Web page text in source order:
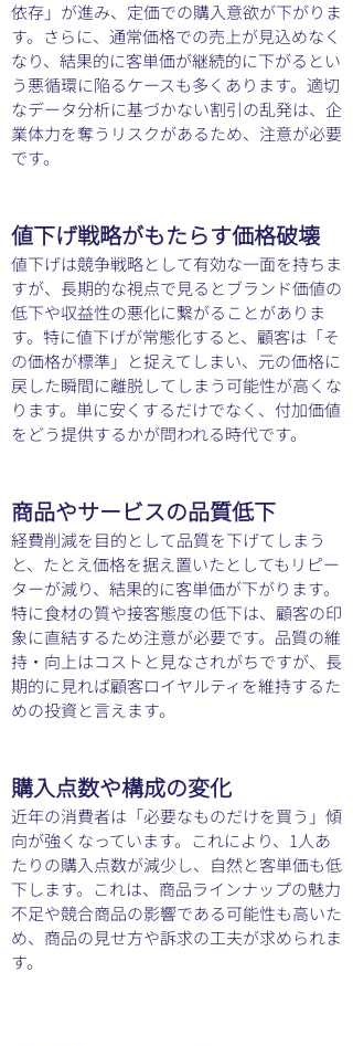
依存」が進み、定価での購入意欲が下がりま
す。さらに、通常価格での売上が見込めなく
なり、結果的に客単価が継続的に下がるとい
う悪循環に陥るケースも多くあります。適切
なデータ分析に基づかない割引の乱発は、企
業体力を奪うリスクがあるため、注意が必要
です。
値下げ戦略がもたらす価格破壊
値下げは競争戦略として有効な一面を持ちま
すが、長期的な視点で見るとブランド価値の
低下や収益性の悪化に繋がることがありま
す。特に値下げが常態化すると、顧客は「そ
の価格が標準」と捉えてしまい、元の価格に
戻した瞬間に離脱してしまう可能性が高くな
ります。単に安くするだけでなく、付加価値
をどう提供するかが問われる時代です。
商品やサービスの品質低下
経費削減を目的として品質を下げてしまう
と、たとえ価格を据え置いたとしてもリピー
ターが減り、結果的に客単価が下がります。
特に食材の質や接客態度の低下は、顧客の印
象に直結するため注意が必要です。品質の維
持・向上はコストと見なされがちですが、長
期的に見れば顧客ロイヤルティを維持するた
めの投資と言えます。
購入点数や構成の変化
近年の消費者は「必要なものだけを買う」傾
向が強くなっています。これにより、1人あ
たりの購入点数が減少し、自然と客単価も低
下します。これは、商品ラインナップの魅力
不足や競合商品の影響である可能性も高いた
め、商品の見せ方や訴求の工夫が求められま
す。